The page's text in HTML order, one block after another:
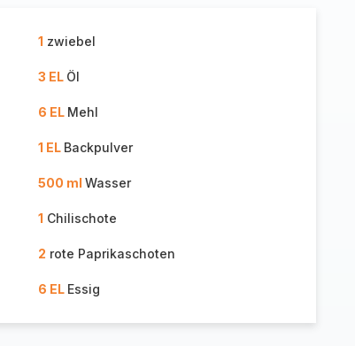
1 zwiebel
3 EL Öl
6 EL Mehl
1 EL Backpulver
500 ml Wasser
1 Chilischote
2 rote Paprikaschoten
6 EL Essig